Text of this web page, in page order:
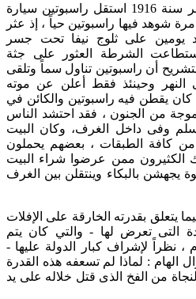
- فبعد منتصف ليلة 16 ديسمبر سنة 1916 استقل راسبوتين سيارة
شوهد فيها راسبوتين حياً ، إذ عثر
يومين على ثلوج نيفا تحت جسر
الشرطة العثور على جثة
أن راسبوتين تناول سماً وتلقى
النهر وحينئذ فقط أعلن عن موته
يقطن فيه راسبوتين والكائن في
موجة من الجنون ، فقد احتشد الناس
وفى داخل الغرف، وكان البيت
كافة الطبقات ، بعضهم يحملون
الكثيرون ممن عرضوا شراء البيت
بالبكاء وينتقلن بين الغرف
بقدرته الخارقة على الإفلات
التى تعرض لها - والتي كان يتم
نظراً لإشراف كبار الدولة عليها -
: لماذا لم تسعفه هذه القدرة
من الفخ الذى قتل خلاله على يد